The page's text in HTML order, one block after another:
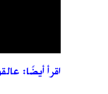
اقرأ أيضًا: